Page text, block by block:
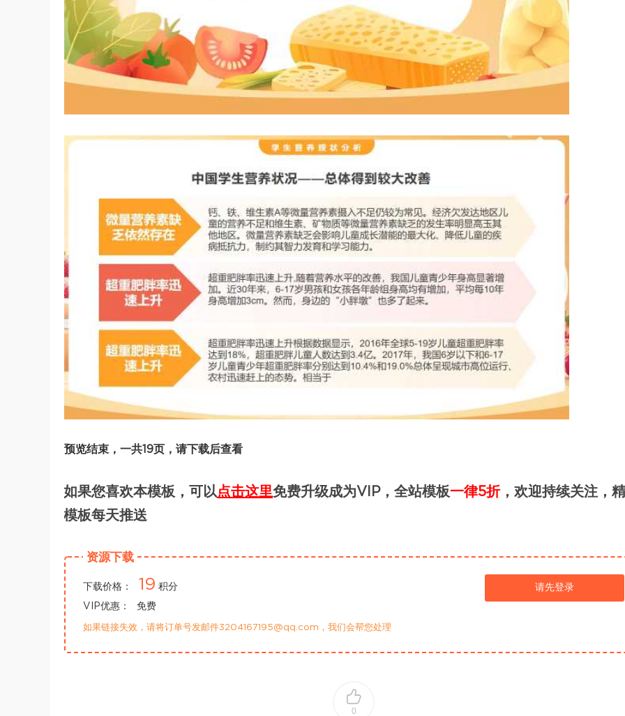
预览结束，一共19页，请下载后查看
如果您喜欢本模板，可以点击这里免费升级成为VIP，全站模板一律5折，欢迎持续关注，
模板每天推送
资源下载
下载价格： 19 积分
VIP优惠：
免费
请先登录
如果链接失效，请将订单号发邮件3204167195@qq.com，我们会帮您处理
0